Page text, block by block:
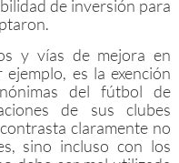
de inversión para
y vías de mejora en
es la exención
del fútbol de
de sus clubes
claramente no
sino incluso con los